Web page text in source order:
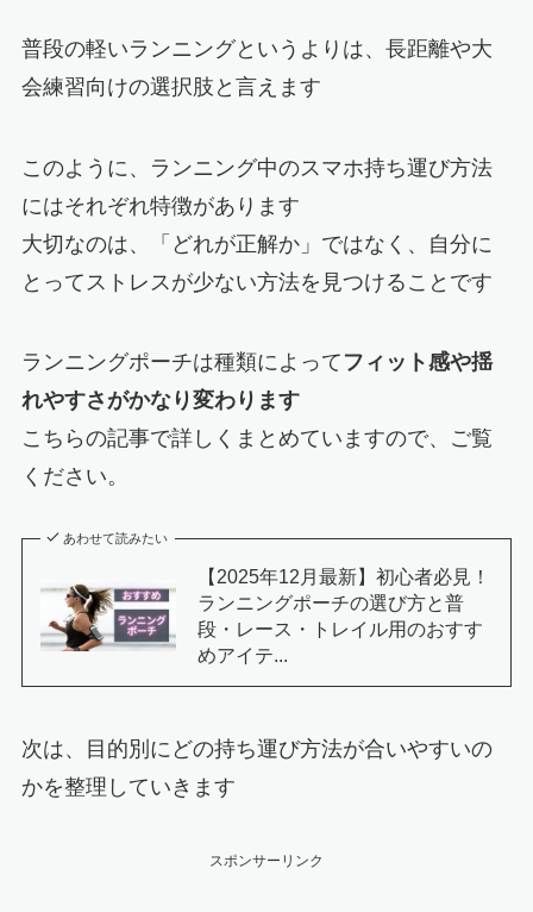
普段の軽いランニングというよりは、長距離や大
会練習向けの選択肢と言えます
このように、ランニング中のスマホ持ち運び方法
にはそれぞれ特徴があります
大切なのは、「どれが正解か」ではなく、自分に
とってストレスが少ない方法を見つけることです
ランニングポーチは種類によって フィット感や揺
れやすさがかなり変わります
こちらの記事で詳しくまとめていますので、ご覧
ください。
あわせて読みたい
【2025年12月最新】初心者必見！
ランニングポーチの選び方と普
段・レース・トレイル用のおすす
めアイテ...
次は、目的別にどの持ち運び方法が合いやすいの
かを整理していきます
スポンサーリンク